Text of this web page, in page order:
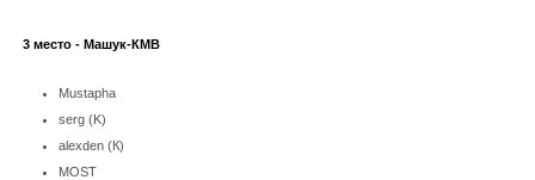
3 место - Машук-КМВ
Mustapha
serg (K)
alexden (К)
MOST